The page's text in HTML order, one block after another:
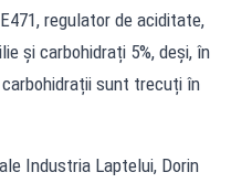
regulator de aciditate,
și carbohidrați 5%, deși, în
sunt trecuți în
Industria Laptelui, Dorin